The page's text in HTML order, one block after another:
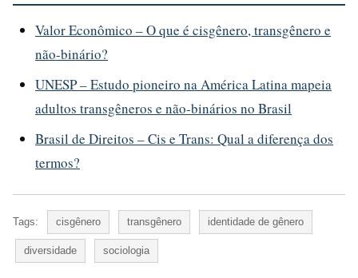
Valor Econômico – O que é cisgênero, transgênero e
não-binário?
UNESP – Estudo pioneiro na América Latina mapeia
adultos transgêneros e não-binários no Brasil
Brasil de Direitos – Cis e Trans: Qual a diferença dos
termos?
Tags: cisgênero transgênero identidade de gênero
diversidade sociologia